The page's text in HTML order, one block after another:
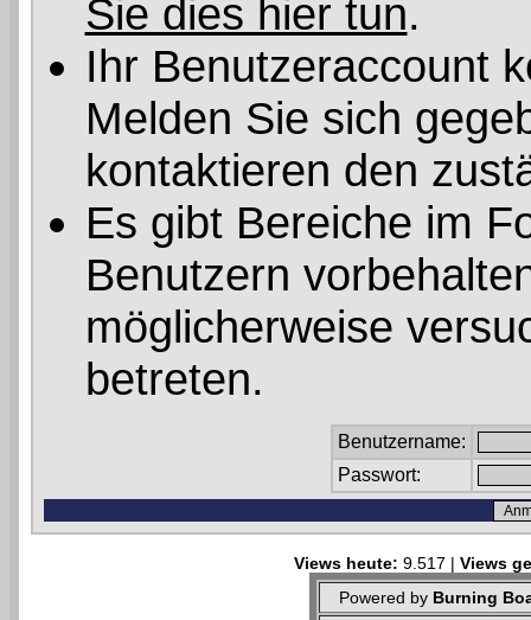
Sie dies hier tun.
Ihr Benutzeraccount
Melden Sie sich
kontaktieren den
Es gibt Bereiche im
Benutzern
möglicherweise
betreten.
Benutzername:
Passwort:
Views heute: 9.517 | Views
Powered by Burning